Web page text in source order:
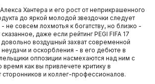
Хантера и его рост от неприкрашенного
до яркой молодой звездочки следует
не совсем лохмотья к богатству, но близко -
сказанное, даже если рейтинг PEGI FIFA 17
довольно воздушный захват современной
и оскорбления - в его дебюте в
оппозиции насмехаются над ним с
время как вы привлечете критику в
сторонников и коллег-профессионалов.